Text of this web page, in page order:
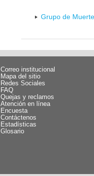
Grupo de
Correo institucional
Mapa del sitio
Redes Sociales
FAQ
Quejas y reclamos
Atención en línea
Encuesta
Contáctenos
Estadísticas
Glosario